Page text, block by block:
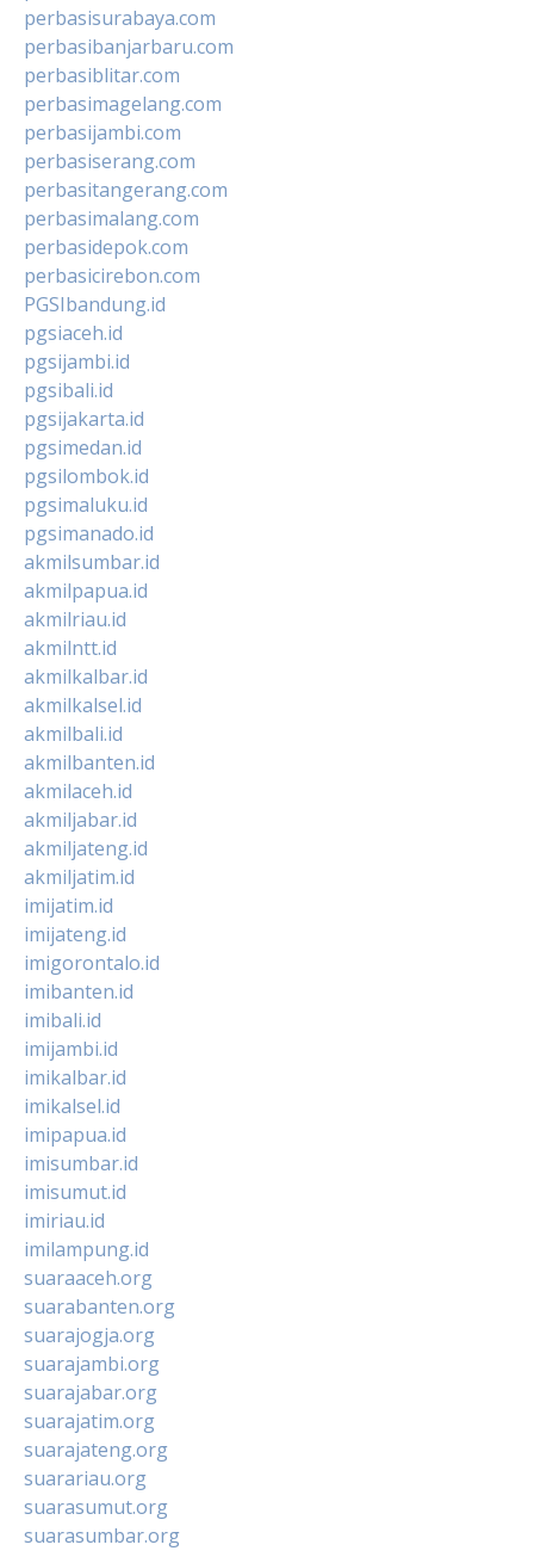
perbasisurabaya.com
perbasibanjarbaru.com
perbasiblitar.com
perbasimagelang.com
perbasijambi.com
perbasiserang.com
perbasitangerang.com
perbasimalang.com
perbasidepok.com
perbasicirebon.com
PGSIbandung.id
pgsiaceh.id
pgsijambi.id
pgsibali.id
pgsijakarta.id
pgsimedan.id
pgsilombok.id
pgsimaluku.id
pgsimanado.id
akmilsumbar.id
akmilpapua.id
akmilriau.id
akmilntt.id
akmilkalbar.id
akmilkalsel.id
akmilbali.id
akmilbanten.id
akmilaceh.id
akmiljabar.id
akmiljateng.id
akmiljatim.id
imijatim.id
imijateng.id
imigorontalo.id
imibanten.id
imibali.id
imijambi.id
imikalbar.id
imikalsel.id
imipapua.id
imisumbar.id
imisumut.id
imiriau.id
imilampung.id
suaraaceh.org
suarabanten.org
suarajogja.org
suarajambi.org
suarajabar.org
suarajatim.org
suarajateng.org
suarariau.org
suarasumut.org
suarasumbar.org